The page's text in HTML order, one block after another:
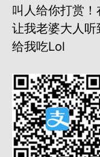
叫人给你打赏
让我老婆大人
给我吃lol